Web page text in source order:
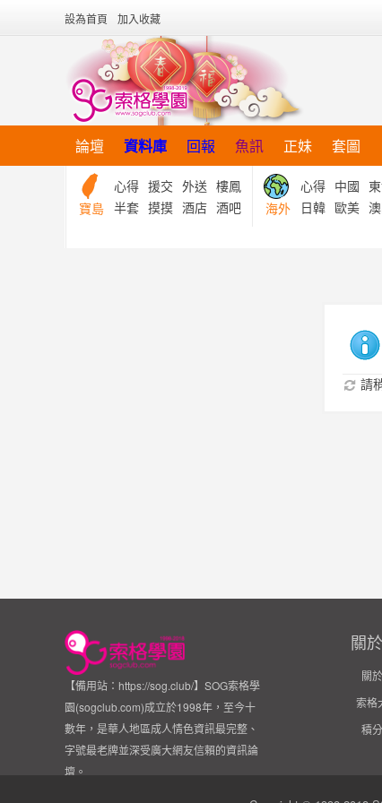
設為首頁 加入收藏
論壇 資料庫 回報 魚訊 正妹 套圖
寶島
心得 援交 外送 樓鳳
半套 摸摸 酒店 酒吧 海外
心得 中國
日韓 歐美
請
【備用站：https://sog.club/】SOG索格學
園(sogclub.com)成立於1998年，至今十
數年，是華人地區成人情色資訊最完整、
字號最老牌並深受廣大網友信賴的資訊論
壇。
關
關
索格
積